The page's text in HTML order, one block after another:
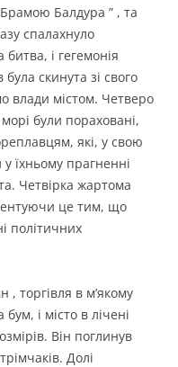
Балдура ” , та
спалахнуло
і гегемонія
була скинута зі свого
влади містом. Четверо
були пораховані,
які, у свою
їхньому прагненні
Четвірка жартома
це тим, що
політичних
, торгівля в м’якому
і місто в лічені
Він поглинув
Долі